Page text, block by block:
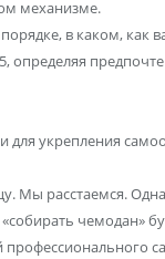
механизме.
в каком, как
определяя
для укрепления
Мы расстаемся.
чемодан»